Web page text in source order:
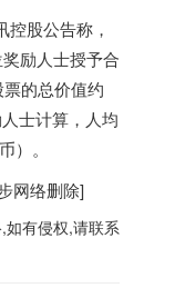
控股公告称，
励人士授予合
的总价值约
士计算，人均
）。
网络删除]
有侵权,请联系